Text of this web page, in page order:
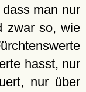
man nur
zwar so, wie
hasst, nur
nur über